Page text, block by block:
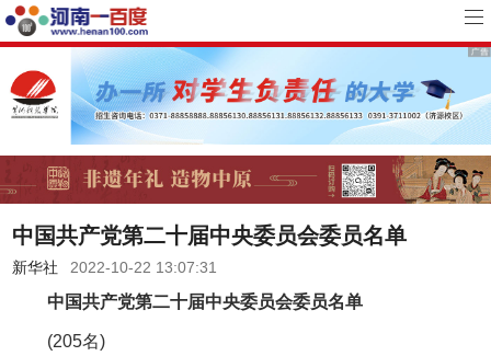
中国共产党第二十届中央委员会委员名单
新华社 2022-10-22 13:07:31
中国共产党第二十届中央委员会委员名单
(205名)